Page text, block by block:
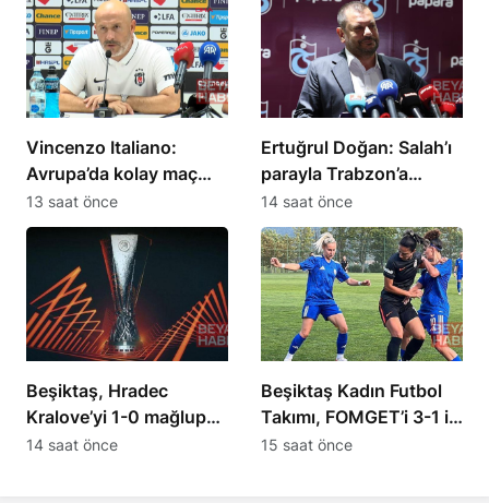
Vincenzo Italiano:
Avrupa’da kolay maç
olmadığını gördük
13 saat önce
Ertuğrul Doğan: Salah’ı
parayla Trabzon’a
getiremezsiniz
14 saat önce
Beşiktaş, Hradec
Kralove’yi 1-0 mağlup
etti
14 saat önce
Beşiktaş Kadın Futbol
Takımı, FOMGET’i 3-1 ile
geçti
15 saat önce